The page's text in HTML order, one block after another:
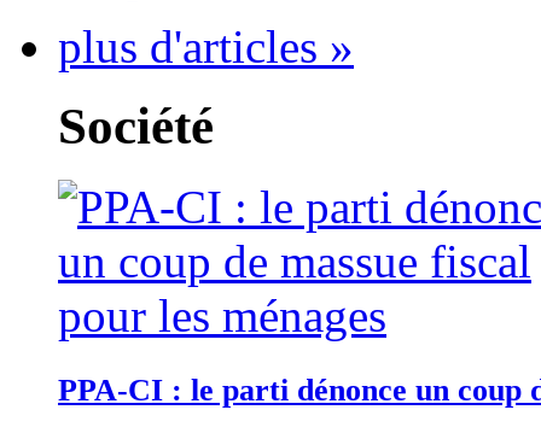
plus d'articles »
Société
PPA-CI : le parti dénonce un coup